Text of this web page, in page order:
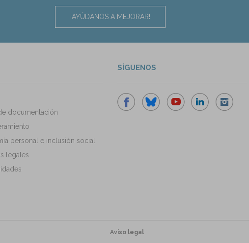
¡AYÚDANOS A MEJORAR!
documentación
personal e inclusión social
legales
SÍGUENOS
Aviso legal